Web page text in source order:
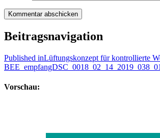
Beitragsnavigation
Published inLüftungskonzept für kontrollierte
BEE_empfangDSC_0018_02_14_2019_038_01
Vorschau: